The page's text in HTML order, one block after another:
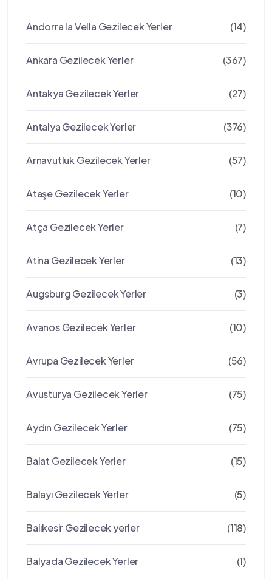
Andorra la Vella Gezilecek Yerler (14)
Ankara Gezilecek Yerler (367)
Antakya Gezilecek Yerler (27)
Antalya Gezilecek Yerler (376)
Arnavutluk Gezilecek Yerler (57)
Ataşe Gezilecek Yerler (10)
Atça Gezilecek Yerler (7)
Atina Gezilecek Yerler (13)
Augsburg Gezilecek Yerler (3)
Avanos Gezilecek Yerler (10)
Avrupa Gezilecek Yerler (56)
Avusturya Gezilecek Yerler (75)
Aydın Gezilecek Yerler (75)
Balat Gezilecek Yerler (15)
Balayı Gezilecek Yerler (5)
Balıkesir Gezilecek yerler (118)
Balyada Gezilecek Yerler (1)